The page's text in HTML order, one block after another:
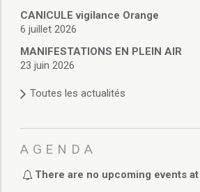
Budget de Fonctionnement
Budget d’Investissement
Conseils municipaux
Règlement du conseil
Délibérations 2025
Délibérations 2022
Délibérations 2021
Délibérations 2020
CANICULE vigilance Orange
6 juillet 2026
MANIFESTATIONS EN PLEIN AIR
23 juin 2026
Toutes les actualités
AGENDA
There are no upcoming events